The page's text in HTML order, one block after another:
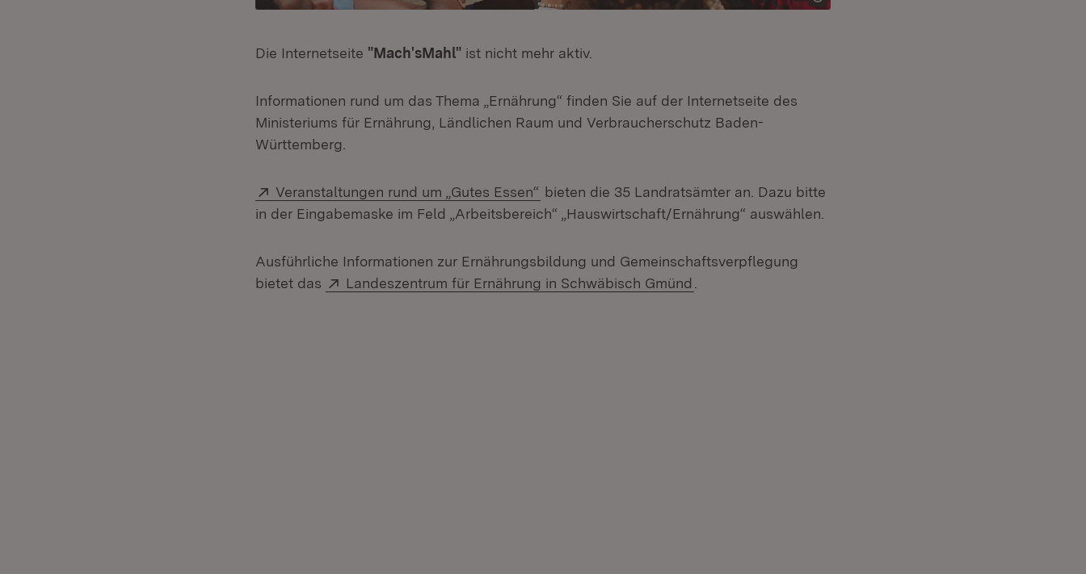
Die Internetseite "Mach'sMahl" ist nicht mehr aktiv.
Informationen rund um das Thema „Ernährung“ finden Sie auf der Internetseite des
Ministeriums für Ernährung, Ländlichen Raum und Verbraucherschutz Baden-
Württemberg.
Extern:
Veranstaltungen rund um „Gutes Essen“ (Öffnet in neuem Fenster)
bieten die 35 Landratsämter an. Dazu bitte
in der Eingabemaske im Feld „Arbeitsbereich“ „Hauswirtschaft/Ernährung“ auswählen.
Ausführliche Informationen zur Ernährungsbildung und Gemeinschaftsverpflegung
bietet das
Extern:
Landeszentrum für Ernährung in Schwäbisch Gmünd